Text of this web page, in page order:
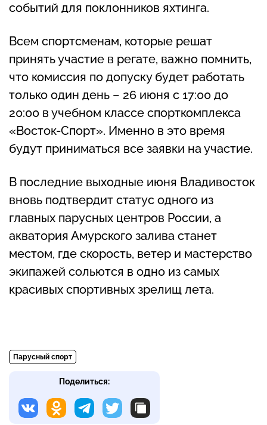
событий для поклонников яхтинга.
Всем спортсменам, которые решат
принять участие в регате, важно помнить,
что комиссия по допуску будет работать
только один день – 26 июня с 17:00 до
20:00 в учебном классе спорткомплекса
«Восток-Спорт». Именно в это время
будут приниматься все заявки на участие.
В последние выходные июня Владивосток
вновь подтвердит статус одного из
главных парусных центров России, а
акватория Амурского залива станет
местом, где скорость, ветер и мастерство
экипажей сольются в одно из самых
красивых спортивных зрелищ лета.
Парусный спорт
Поделиться: